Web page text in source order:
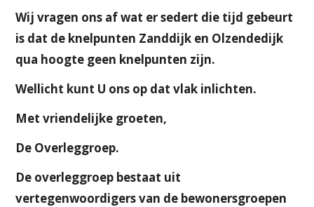
Wij vragen ons af wat er sedert die tijd gebeurt
is dat de knelpunten Zanddijk en Olzendedijk
qua hoogte geen knelpunten zijn.
Wellicht kunt U ons op dat vlak inlichten.
Met vriendelijke groeten,
De Overleggroep.
De overleggroep bestaat uit
vertegenwoordigers van de bewonersgroepen